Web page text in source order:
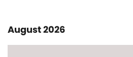
August 2026